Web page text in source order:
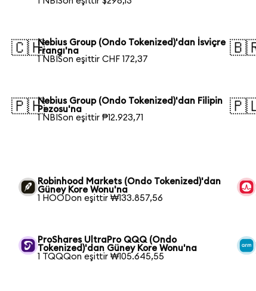
🇨🇭Nebius Group (Ondo Tokenized)'dan İsviçre
Frangı'na
1 NBISon eşittir CHF 172,37
🇵🇭Nebius Group (Ondo Tokenized)'dan Filipin
Pezosu'na
1 NBISon eşittir ₱12.923,71
Robinhood Markets (Ondo Tokenized)'dan
Güney Kore Wonu'na
1 HOODon eşittir ₩133.857,56
ProShares UltraPro QQQ (Ondo
Tokenized)'dan Güney Kore Wonu'na
1 TQQQon eşittir ₩105.645,55